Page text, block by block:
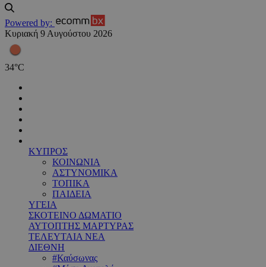
Powered by:
Κυριακή 9 Αυγούστου 2026
34°C
ΚΥΠΡΟΣ
ΚΟΙΝΩΝΙΑ
ΑΣΤΥΝΟΜΙΚΑ
ΤΟΠΙΚΑ
ΠΑΙΔΕΙΑ
ΥΓΕΙΑ
ΣΚΟΤΕΙΝΟ ΔΩΜΑΤΙΟ
ΑΥΤΟΠΤΗΣ ΜΑΡΤΥΡΑΣ
ΤΕΛΕΥΤΑΙΑ ΝΕΑ
ΔΙΕΘΝΗ
#Καύσωνας